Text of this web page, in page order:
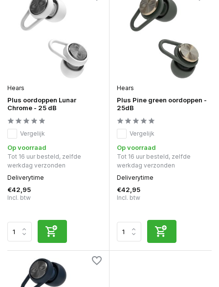
Hears
Plus oordoppen Lunar
Chrome - 25 dB
Vergelijk
Op voorraad
Tot 16 uur besteld, zelfde
werkdag verzonden
Deliverytime
€42,95
Incl. btw
Hears
Plus Pine green oordoppen -
25dB
Vergelijk
Op voorraad
Tot 16 uur besteld, zelfde
werkdag verzonden
Deliverytime
€42,95
Incl. btw